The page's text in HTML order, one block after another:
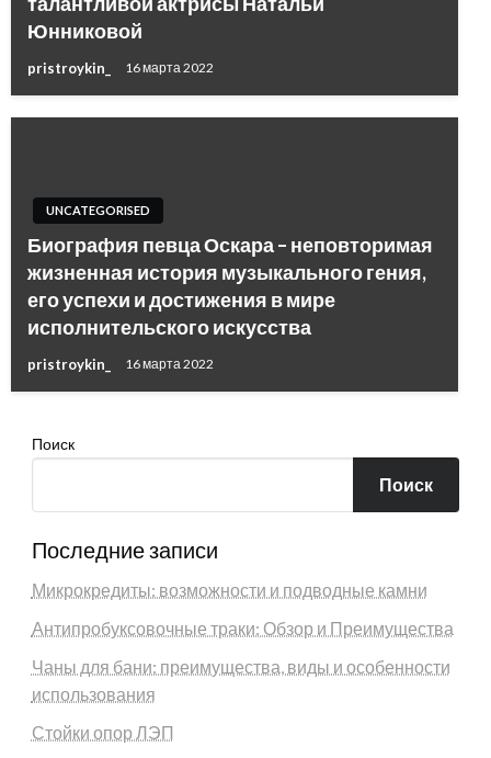
Юнниковой
pristroykin_ 16 марта 2022
UNCATEGORISED
Биография певца Оскара – неповторимая
жизненная история музыкального гения,
его успехи и достижения в мире
исполнительского искусства
pristroykin_ 16 марта 2022
Поиск
Поиск
Последние записи
Микрокредиты: возможности и подводные камни
Антипробуксовочные траки: Обзор и Преимущества
Чаны для бани: преимущества, виды и особенности
использования
Стойки опор ЛЭП